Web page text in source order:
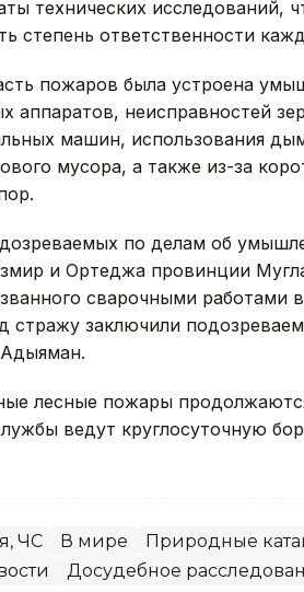
технических исследований,
степень ответственности
пожаров была устроена
аппаратов, неисправностей
машин, использования
мусора, а также из-за
по делам об
и Ортеджа провинции
сварочными работами
заключили
лесные пожары
ведут круглосуточную
ЧС В мире Природные
Досудебное